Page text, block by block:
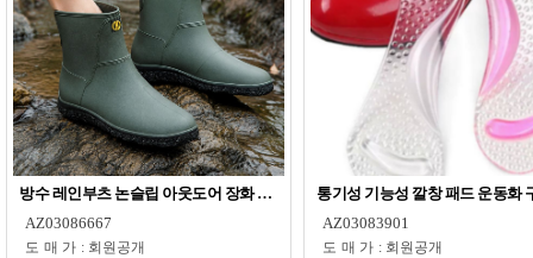
방수 레인부츠 논슬립 아웃도어 장화 두툼한 아웃솔 작업 캠핑 신발
AZ03086667
도매가 : 회원공개
통기성 기능성 깔창 패드 운동화
AZ03083901
도매가 : 회원공개